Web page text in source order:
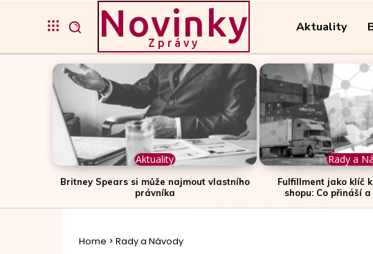
Novinky
Zprávy
Aktuality
Aktuality
Britney Spears si může najmout vlastního
právníka
Rady a
Fulfillment jako klíč
shopu: Co přináší
Home Rady a Návody